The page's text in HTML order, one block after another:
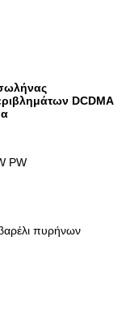
DCDMA
PW
πυρήνων